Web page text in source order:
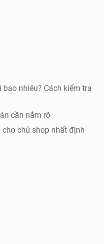
nhiêu? Cách kiểm tra
cần nắm rõ
cho chủ shop nhất định